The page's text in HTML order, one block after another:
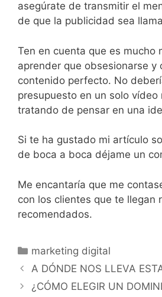
asegúrate de transmitir el
de que la publicidad sea
Ten en cuenta que es mucho
aprender que obsesionarse y
contenido perfecto. No
presupuesto en un solo vídeo
tratando de pensar en una
Si te ha gustado mi artículo
de boca a boca déjame un
Me encantaría que me
con los clientes que te llegan
recomendados.
marketing digital
A DÓNDE NOS LLEVA
¿CÓMO ELEGIR UN